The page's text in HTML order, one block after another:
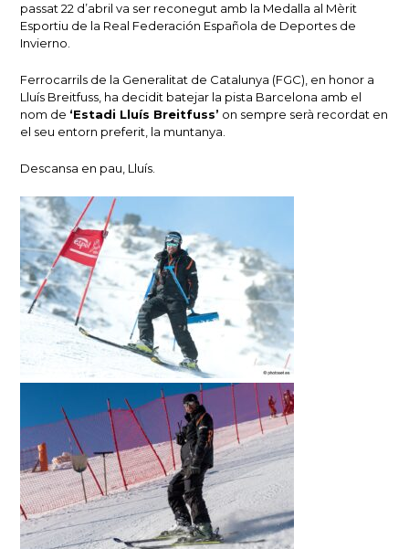
passat 22 d’abril va ser reconegut amb la Medalla al Mèrit
Esportiu de la Real Federación Española de Deportes de
Invierno.
Ferrocarrils de la Generalitat de Catalunya (FGC), en honor a
Lluís Breitfuss, ha decidit batejar la pista Barcelona amb el
nom de ‘Estadi Lluís Breitfuss’ on sempre serà recordat en
el seu entorn preferit, la muntanya.
Descansa en pau, Lluís.